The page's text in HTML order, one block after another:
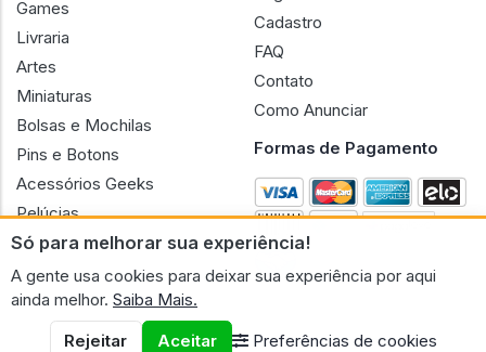
Só para melhorar sua experiência!
A gente usa cookies para deixar sua experiência por aqui
ainda melhor. Saiba Mais.
Rejeitar
Aceitar Preferências de cookies
Games
Livraria
Artes
Miniaturas
Bolsas e Mochilas
Pins e Botons
Acessórios Geeks
Pelúcias
Bonecas
Cadastro
FAQ
Contato
Como Anunciar
Formas de Pagamento